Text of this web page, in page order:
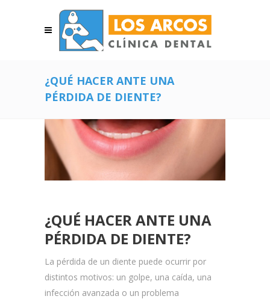
¿QUÉ HACER ANTE UNA
PÉRDIDA DE DIENTE?
¿QUÉ HACER ANTE UNA
PÉRDIDA DE DIENTE?
La pérdida de un diente puede ocurrir por
distintos motivos: un golpe, una caída, una
infección avanzada o un problema